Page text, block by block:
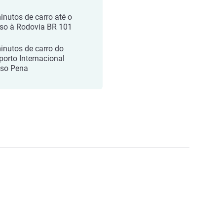
de carro até o
à Rodovia BR 101
de carro do
Internacional
Pena